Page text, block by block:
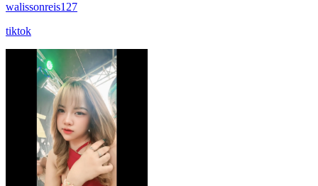
walissonreis127
tiktok